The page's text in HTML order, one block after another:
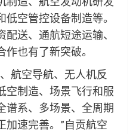
空管控设备制造等。
送、通航短途运输、
也有了新突破。
航空导航、无人机反
空制造、场景飞行和服
谱系、多场景、全周期
加速完善。”自贡航空